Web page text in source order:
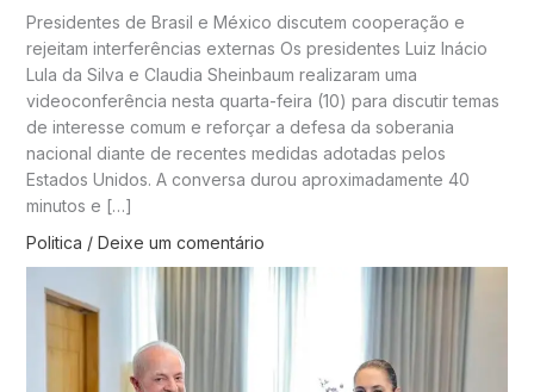
Presidentes de Brasil e México discutem cooperação e
rejeitam interferências externas Os presidentes Luiz Inácio
Lula da Silva e Claudia Sheinbaum realizaram uma
videoconferência nesta quarta-feira (10) para discutir temas
de interesse comum e reforçar a defesa da soberania
nacional diante de recentes medidas adotadas pelos
Estados Unidos. A conversa durou aproximadamente 40
minutos e […]
Politica / Deixe um comentário